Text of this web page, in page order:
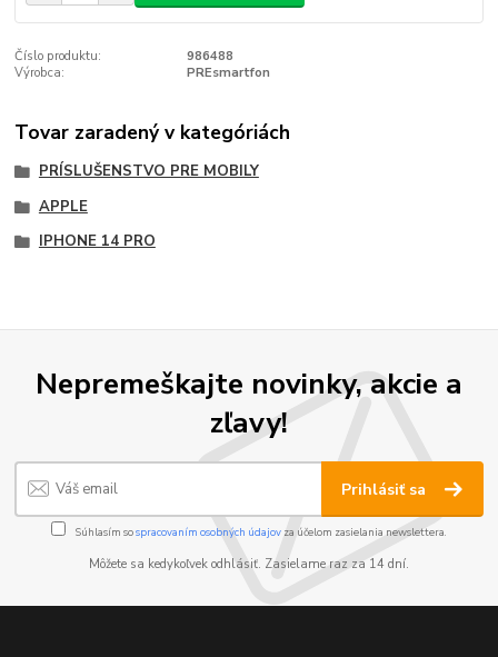
Číslo produktu:
986488
Výrobca:
PREsmartfon
Tovar zaradený v kategóriách
PRÍSLUŠENSTVO PRE MOBILY
APPLE
IPHONE 14 PRO
Nepremeškajte novinky, akcie a
zľavy!
Prihlásiť sa
Súhlasím sospracovaním osobných údajov za účelom zasielania newslettera.
Môžete sa kedykoľvek odhlásiť. Zasielame raz za 14 dní.